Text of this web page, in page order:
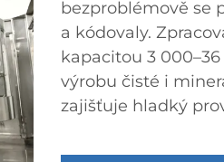
bezproblémově se
a kódovaly.
kapacitou 3
výrobu čisté i
zajišťuje hladký